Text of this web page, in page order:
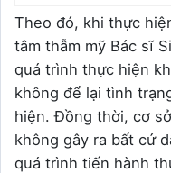
Theo đó, khi thực
tâm thẫm mỹ Bác sĩ
quá trình thực hiện
không để lại tình
hiện. Đồng thời, cơ
không gây ra bất cứ
quá trình tiến hành